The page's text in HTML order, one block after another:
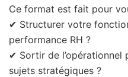
Ce format est fait pour
✔ Structurer votre
performance RH ?
✔ Sortir de l’opérationnel
sujets stratégiques ?